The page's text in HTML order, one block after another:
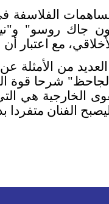
لمساهمات
جاك روسو"
مع اعتبار
من الأمثلة
شرحا قوة
الخارجية هي
الفنان متفردا